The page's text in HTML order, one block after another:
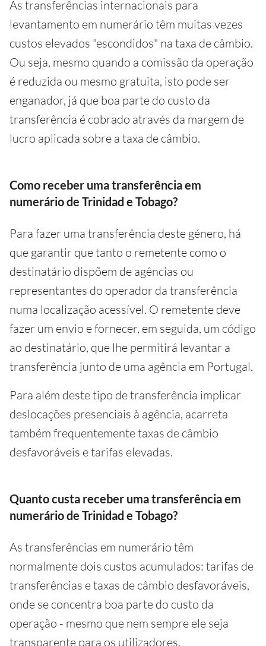
As transferências internacionais para
levantamento em numerário têm muitas vezes
custos elevados "escondidos" na taxa de câmbio.
Ou seja, mesmo quando a comissão da operação
é reduzida ou mesmo gratuita, isto pode ser
enganador, já que boa parte do custo da
transferência é cobrado através da margem de
lucro aplicada sobre a taxa de câmbio.
Como receber uma transferência em
numerário de Trinidad e Tobago?
Para fazer uma transferência deste género, há
que garantir que tanto o remetente como o
destinatário dispõem de agências ou
representantes do operador da transferência
numa localização acessível. O remetente deve
fazer um envio e fornecer, em seguida, um código
ao destinatário, que lhe permitirá levantar a
transferência junto de uma agência em Portugal.
Para além deste tipo de transferência implicar
deslocações presenciais à agência, acarreta
também frequentemente taxas de câmbio
desfavoráveis e tarifas elevadas.
Quanto custa receber uma transferência em
numerário de Trinidad e Tobago?
As transferências em numerário têm
normalmente dois custos acumulados: tarifas de
transferências e taxas de câmbio desfavoráveis,
onde se concentra boa parte do custo da
operação - mesmo que nem sempre ele seja
transparente para os utilizadores.